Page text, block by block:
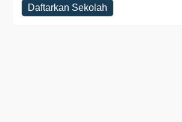
Daftarkan Sekolah